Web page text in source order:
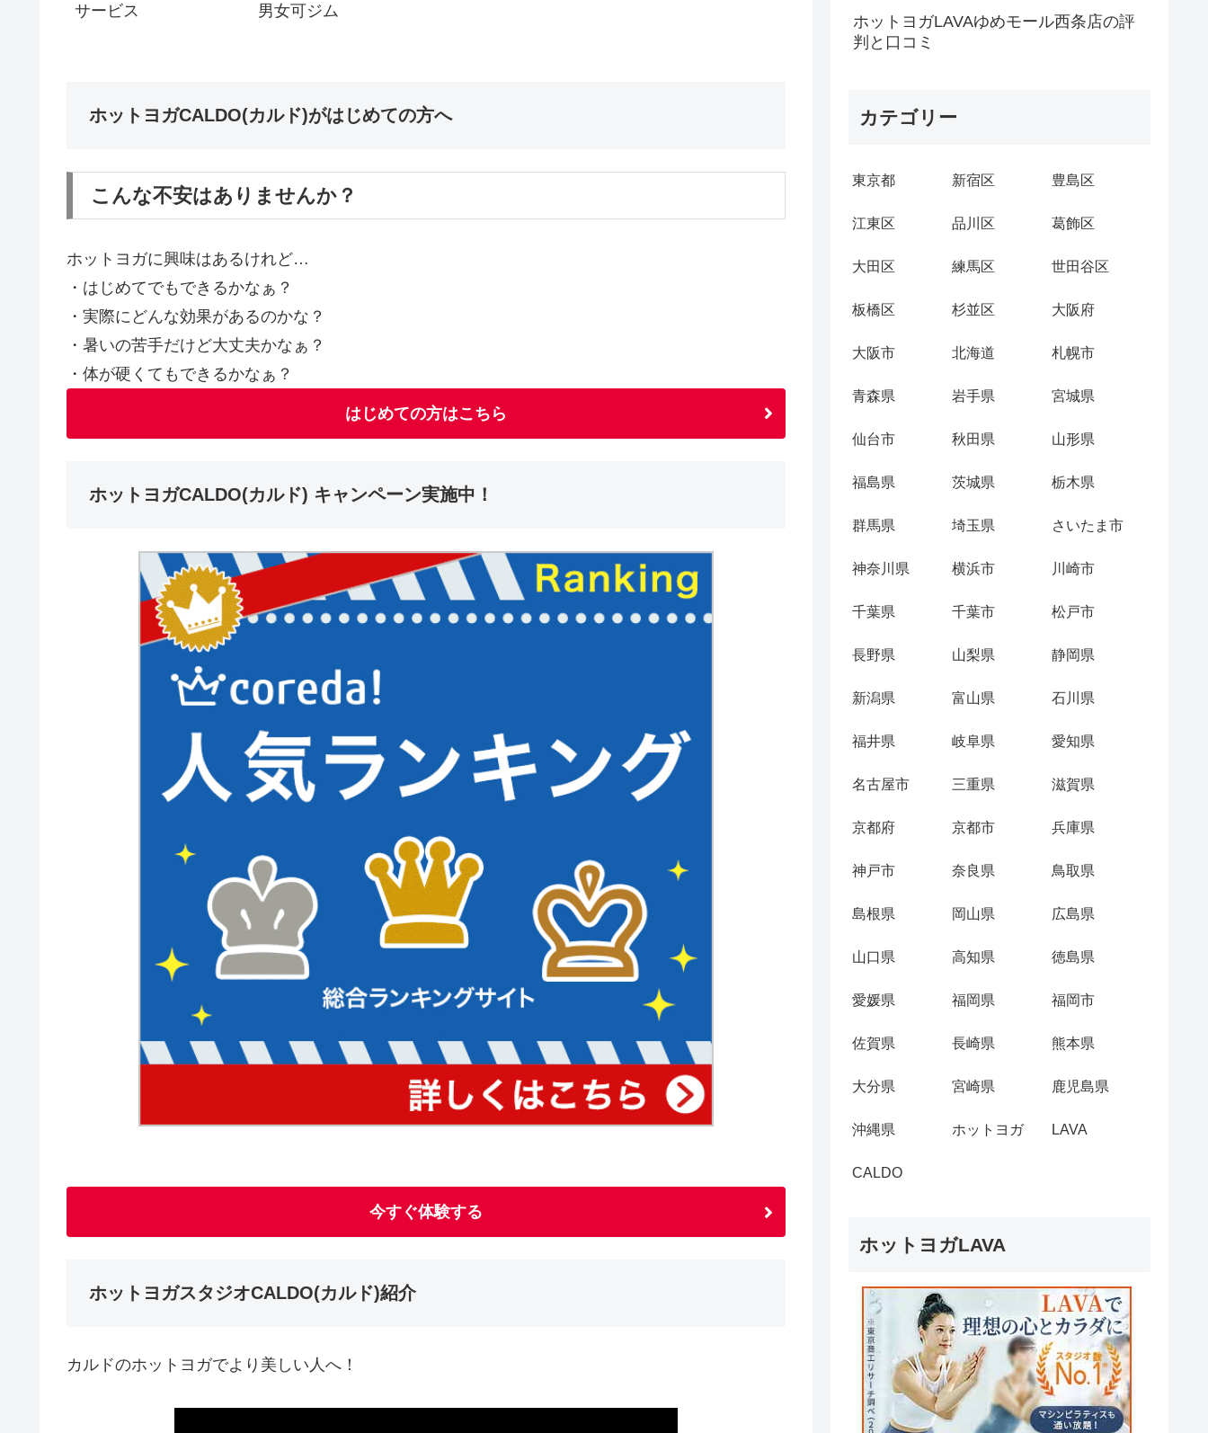
サービス 男女可ジム
ホットヨガCALDO(カルド)がはじめての方へ
こんな不安はありませんか？
ホットヨガに興味はあるけれど…
・はじめてでもできるかなぁ？
・実際にどんな効果があるのかな？
・暑いの苦手だけど大丈夫かなぁ？
・体が硬くてもできるかなぁ？
はじめての方はこちら
ホットヨガCALDO(カルド) キャンペーン実施中！
今すぐ体験する
ホットヨガスタジオCALDO(カルド)紹介
カルドのホットヨガでより美しい人へ！
ホットヨガLAVAゆめモール西条店の評
判と口コミ
カテゴリー
東京都 新宿区 豊島区
江東区 品川区 葛飾区
大田区 練馬区 世田谷区
板橋区 杉並区 大阪府
大阪市 北海道 札幌市
青森県 岩手県 宮城県
仙台市 秋田県 山形県
福島県 茨城県 栃木県
群馬県 埼玉県 さいたま市
神奈川県 横浜市 川崎市
千葉県 千葉市 松戸市
長野県 山梨県 静岡県
新潟県 富山県 石川県
福井県 岐阜県 愛知県
名古屋市 三重県 滋賀県
京都府 京都市 兵庫県
神戸市 奈良県 鳥取県
島根県 岡山県 広島県
山口県 高知県 徳島県
愛媛県 福岡県 福岡市
佐賀県 長崎県 熊本県
大分県 宮崎県 鹿児島県
沖縄県 ホットヨガ LAVA
CALDO
ホットヨガLAVA